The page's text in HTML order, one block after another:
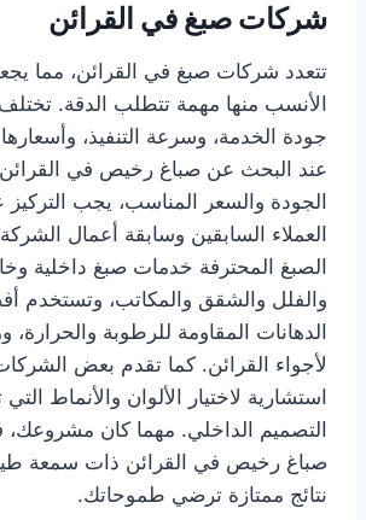
شركات صبغ في القرائن
تتعدد شركات صبغ في القرائن، مما
الأنسب منها مهمة تتطلب الدقة.
جودة الخدمة، وسرعة التنفيذ،
عند البحث عن صباغ رخيص في
الجودة والسعر المناسب، يجب
العملاء السابقين وسابقة أعمال
الصبغ المحترفة خدمات صبغ داخلية
والفلل والشقق والمكاتب، وتستخدم
الدهانات المقاومة للرطوبة والحرارة،
لأجواء القرائن. كما تقدم بعض
استشارية لاختيار الألوان والأنماط
التصميم الداخلي. مهما كان مشروعك،
صباغ رخيص في القرائن ذات سمعة
نتائج ممتازة ترضي طموحاتك.